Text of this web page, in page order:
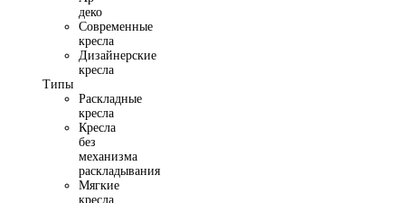
деко
Современные
кресла
Дизайнерские
кресла
Типы
Раскладные
кресла
Кресла
без
механизма
раскладывания
Мягкие
кресла